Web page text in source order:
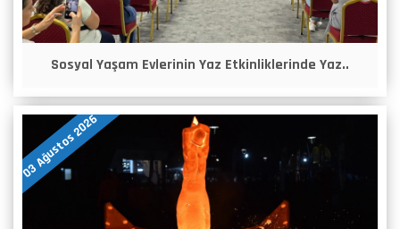
Sosyal Yaşam Evlerinin Yaz Etkinliklerinde Yaz..
03 Ağustos 2026